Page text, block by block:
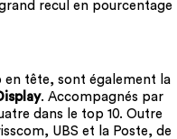
recul en pourcentage
en tête, sont également la
. Accompagnés par
dans le top 10. Outre
UBS et la Poste, de